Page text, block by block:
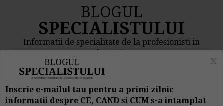
BLOGUL
SPECIALISTULUI
Informatii de specialitate de la profesionisti in
domeniu
MENIU
Inscrie e-mailul tau pentru a primi zilnic
informatii despre CE, CAND si CUM s-a intamplat